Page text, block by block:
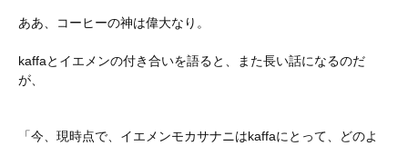
ああ、コーヒーの神は偉大なり。
kaffaとイエメンの付き合いを語ると、また長い話になるのだ
が、
「今、現時点で、イエメンモカサナニはkaffaにとって、どのよ